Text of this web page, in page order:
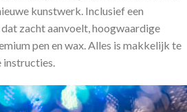
kunstwerk. Inclusief een
zacht aanvoelt, hoogwaardige
pen en wax. Alles is makkelijk te
instructies.